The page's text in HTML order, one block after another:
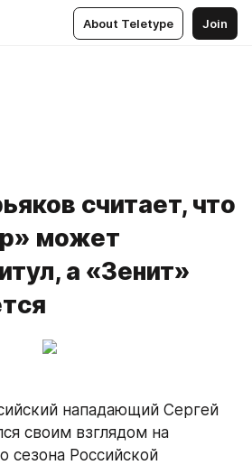
About Teletype Join
считает, что
может
а «Зенит»
нападающий Сергей
своим взглядом на
сезона Российской